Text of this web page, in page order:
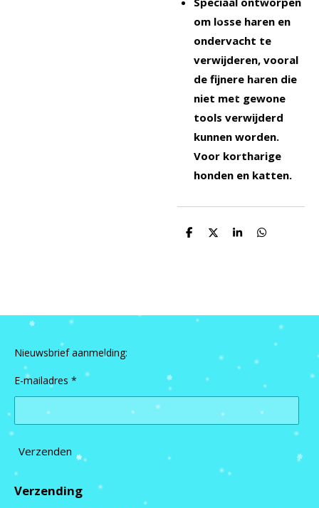
om losse haren en
ondervacht te
verwijderen, vooral
de fijnere haren die
niet met gewone
tools verwijderd
kunnen worden.
Voor kortharige
honden en katten.
D
D
S
D
Nieuwsbrief aanmelding:
E-mailadres *
Verzenden
Verzending